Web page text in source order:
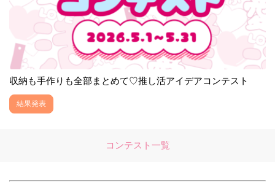
収納も手作りも全部まとめて♡推し活アイデアコンテスト
結果発表
コンテスト一覧